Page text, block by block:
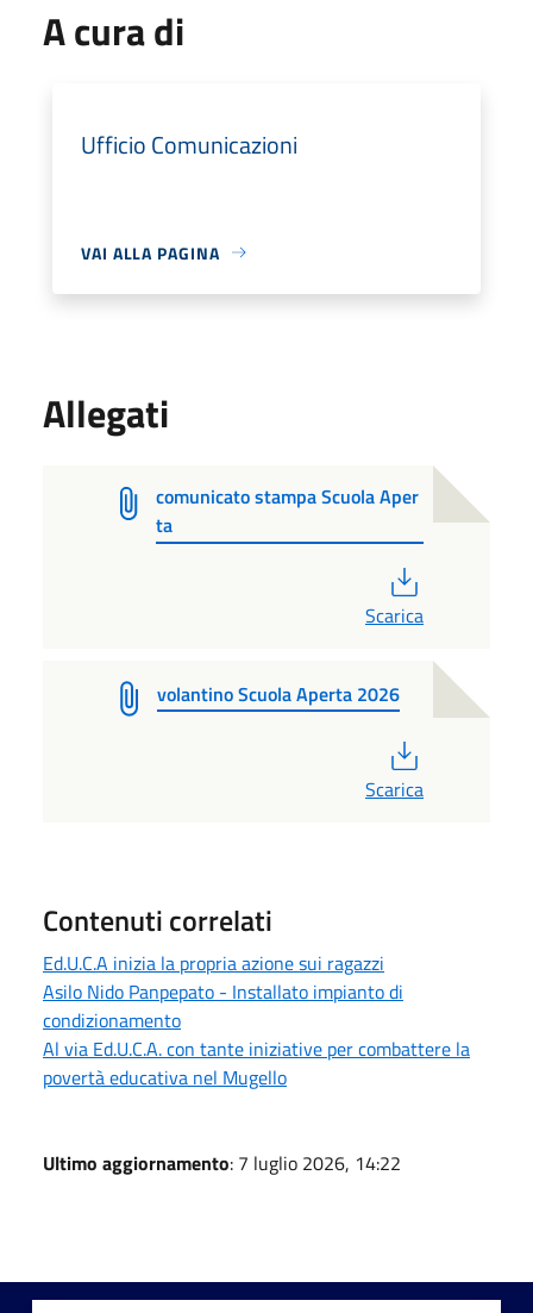
A cura di
Ufficio Comunicazioni
VAI ALLA PAGINA
Allegati
comunicato stampa Scuola Aper
ta
Scarica
volantino Scuola Aperta 2026
Scarica
Contenuti correlati
Ed.U.C.A inizia la propria azione sui ragazzi
Asilo Nido Panpepato - Installato impianto di
condizionamento
Al via Ed.U.C.A. con tante iniziative per combattere la
povertà educativa nel Mugello
Ultimo aggiornamento: 7 luglio 2026, 14:22